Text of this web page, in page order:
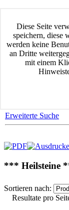
Diese Seite
speichern, diese
werden keine
an Dritte
mit einem
AGB Waren
Impressum
Versand &
Kontakt
Erweiterte Suche
*** Heilsteine
Sortieren nach:
Resultate pro